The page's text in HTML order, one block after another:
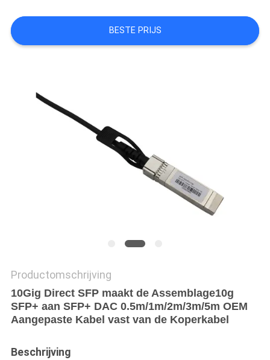
SITEMAP
BESTE PRIJS
Productomschrijving
10Gig Direct SFP maakt de Assemblage10g
SFP+ aan SFP+ DAC 0.5m/1m/2m/3m/5m OEM
Aangepaste Kabel vast van de Koperkabel
Beschrijving